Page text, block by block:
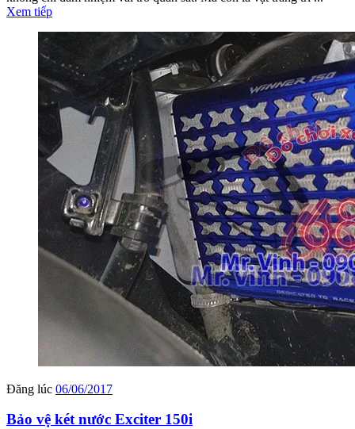
Xem tiếp
Đăng lúc 06/06/2017
Bảo vệ két nước Exciter 150i